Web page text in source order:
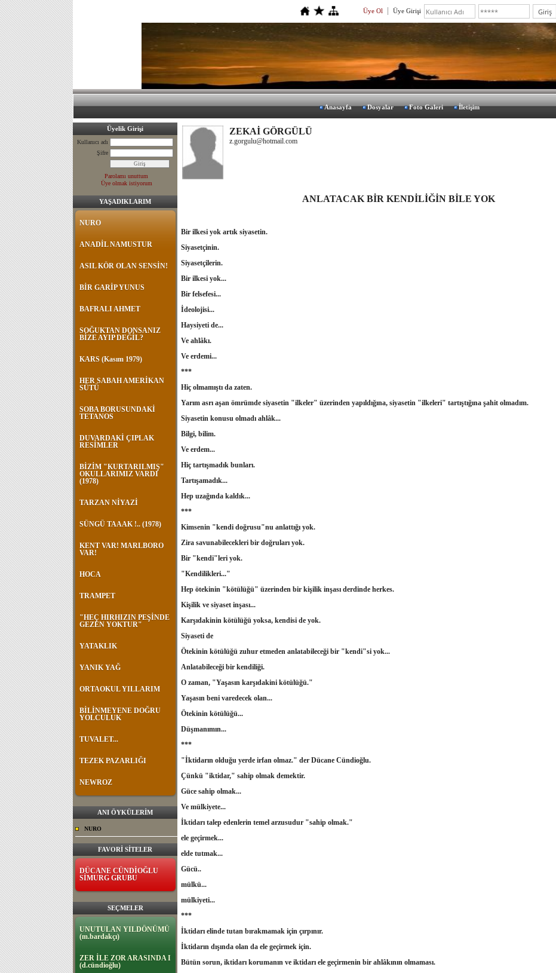
Üye Ol Üye Girişi
Anasayfa Dosyalar Foto Galeri İletişim
Üyelik Girişi
Kullanıcı adı
Şifre
Parolamı unuttum
Üye olmak istiyorum
YAŞADIKLARIM
NURO
ANADİL NAMUSTUR
ASIL KÖR OLAN SENSİN!
BİR GARİP YUNUS
BAFRALI AHMET
SOĞUKTAN DONSANIZ
BİZE AYIP DEĞİL?
KARS (Kasım 1979)
HER SABAH AMERİKAN
SÜTÜ
SOBA BORUSUNDAKİ
TETANOS
DUVARDAKİ ÇIPLAK
RESİMLER
BİZİM "KURTARILMIŞ"
OKULLARIMIZ VARDI
(1978)
TARZAN NİYAZİ
SÜNGÜ TAAAK !.. (1978)
KENT VAR! MARLBORO
VAR!
HOCA
TRAMPET
"HEÇ HIRHIZIN PEŞİNDE
GEZEN YOKTUR"
YATAKLIK
YANIK YAĞ
ORTAOKUL YILLARIM
BİLİNMEYENE DOĞRU
YOLCULUK
TUVALET...
TEZEK PAZARLIĞI
NEWROZ
ANI ÖYKÜLERİM
NURO
FAVORİ SİTELER
DÜCANE CÜNDİOĞLU
SİMURG GRUBU
SEÇMELER
UNUTULAN YILDÖNÜMÜ
(m.bardakçı)
ZER İLE ZOR ARASINDA I
(d.cündioğlu)
ZEKAİ GÖRGÜLÜ
z.gorgulu@hotmail.com
ANLATACAK BİR KENDİLİĞİN BİLE YOK
Bir ilkesi yok artık siyasetin.
Siyasetçinin.
Siyasetçilerin.
Bir ilkesi yok...
Bir felsefesi...
İdeolojisi...
Haysiyeti de...
Ve ahlâkı.
Ve erdemi...
***
Hiç olmamıştı da zaten.
Yarım asrı aşan ömrümde siyasetin "ilkeler" üzerinden yapıldığına, siyasetin "ilkeleri" tartıştığına şahit olmadım.
Siyasetin konusu olmadı ahlâk...
Bilgi, bilim.
Ve erdem...
Hiç tartışmadık bunları.
Tartışamadık...
Hep uzağında kaldık...
***
Kimsenin "kendi doğrusu"nu anlattığı yok.
Zira savunabilecekleri bir doğruları yok.
Bir "kendi"leri yok.
"Kendilikleri..."
Hep ötekinin "kötülüğü" üzerinden bir kişilik inşası derdinde herkes.
Kişilik ve siyaset inşası...
Karşıdakinin kötülüğü yoksa, kendisi de yok.
Siyaseti de
Ötekinin kötülüğü zuhur etmeden anlatabileceği bir "kendi"si yok...
Anlatabileceği bir kendiliği.
O zaman, "Yaşasın karşıdakini kötülüğü."
Yaşasın beni varedecek olan...
Ötekinin kötülüğü...
Düşmanımın...
***
"İktidarın olduğu yerde irfan olmaz." der Dücane Cündioğlu.
Çünkü "iktidar," sahip olmak demektir.
Güce sahip olmak...
Ve mülkiyete...
İktidarı talep edenlerin temel arzusudur "sahip olmak."
ele geçirmek...
elde tutmak...
Gücü..
mülkü...
mülkiyeti...
***
İktidarı elinde tutan bırakmamak için çırpınır.
İktidarın dışında olan da ele geçirmek için.
Bütün sorun, iktidarı korumanın ve iktidarı ele geçirmenin bir ahlâkının olmaması.